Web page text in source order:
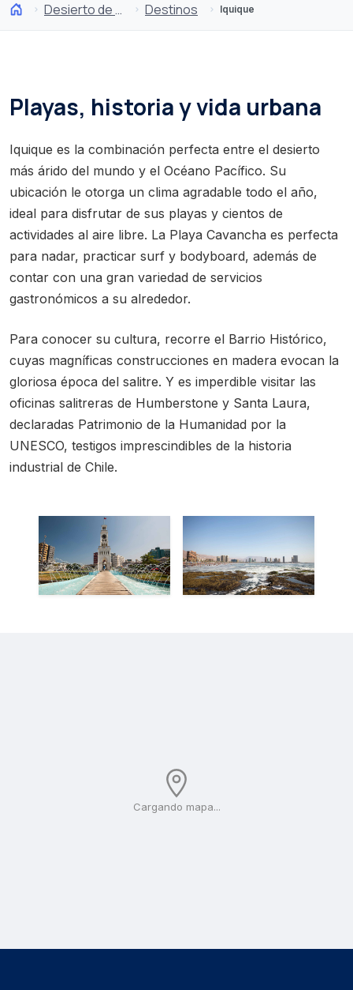
Desierto de Atacama y Altiplano Destinos Iquique
Cargando mapa...
Playas, historia y vida urbana
Iquique es la combinación perfecta entre el desierto
más árido del mundo y el Océano Pacífico. Su
ubicación le otorga un clima agradable todo el año,
ideal para disfrutar de sus playas y cientos de
actividades al aire libre. La Playa Cavancha es perfecta
para nadar, practicar surf y bodyboard, además de
contar con una gran variedad de servicios
gastronómicos a su alrededor.
Para conocer su cultura, recorre el Barrio Histórico,
cuyas magníficas construcciones en madera evocan la
gloriosa época del salitre. Y es imperdible visitar las
oficinas salitreras de Humberstone y Santa Laura,
declaradas Patrimonio de la Humanidad por la
UNESCO, testigos imprescindibles de la historia
industrial de Chile.